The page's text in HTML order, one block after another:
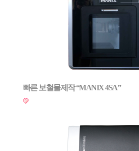
빠른 보철물제작 “MANIX 4SA”